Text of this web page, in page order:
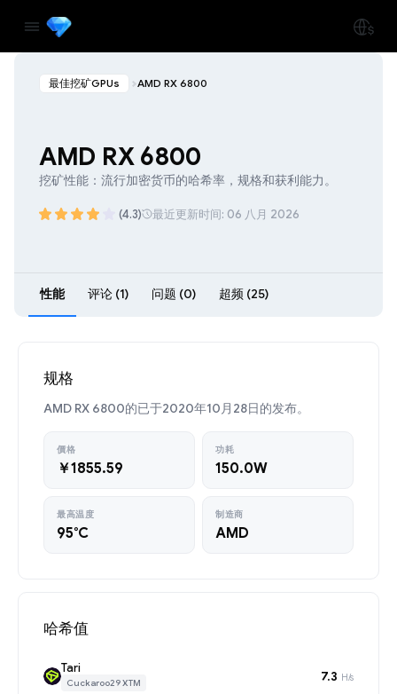
最佳挖矿GPUs AMD RX 6800
AMD RX 6800
挖矿性能：流行加密货币的哈希率，规格和获利能力。
(4.3) 最近更新时间: 06 八月 2026
性能 评论 (1) 问题 (0) 超频 (25)
规格
AMD RX 6800的已于2020年10月28日的发布。
價格
￥1855.59
功耗
150.0W
最高温度
95°C
制造商
AMD
哈希值
Tari
Cuckaroo29 XTM 7.3 H/s